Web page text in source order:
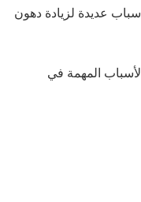
عديدة لزيادة دهون
المهمة في